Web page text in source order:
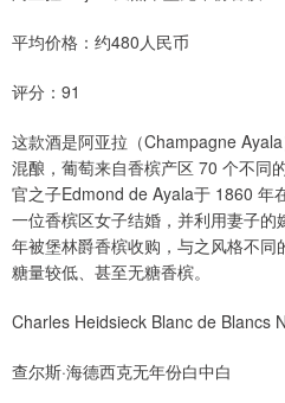
平均价格：约480人民币
评分：91
这款酒是阿亚拉（Champagne
混酿，葡萄来自香槟产区 70 个不同
官之子Edmond de Ayala于 1860 年
一位香槟区女子结婚，并利用妻子
年被堡林爵香槟收购，与之风格不
糖量较低、甚至无糖香槟。
Charles Heidsieck Blanc de Blancs
查尔斯·海德西克无年份白中白